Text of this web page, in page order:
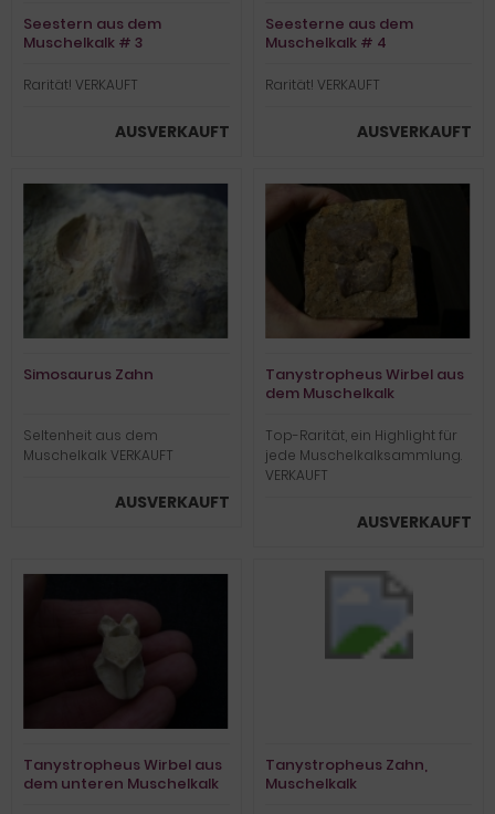
Seestern aus dem
Muschelkalk # 3
Rarität! VERKAUFT
AUSVERKAUFT
Seesterne aus dem
Muschelkalk # 4
Rarität! VERKAUFT
AUSVERKAUFT
Simosaurus Zahn
Seltenheit aus dem
Muschelkalk VERKAUFT
AUSVERKAUFT
Tanystropheus Wirbel aus
dem Muschelkalk
Top-Rarität, ein Highlight für
jede Muschelkalksammlung.
VERKAUFT
AUSVERKAUFT
Tanystropheus Wirbel aus
dem unteren Muschelkalk
Tanystropheus Zahn,
Muschelkalk